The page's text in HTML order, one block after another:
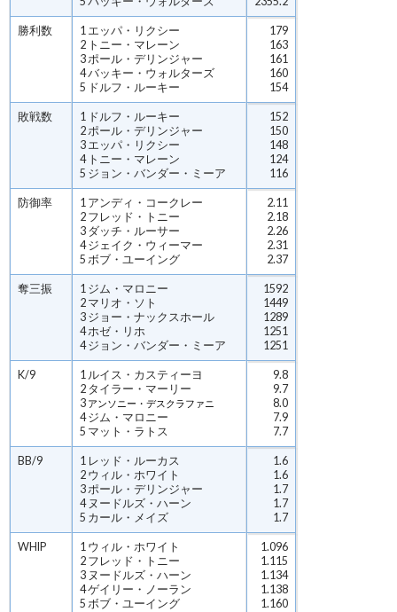
勝利数
1 エッパ・リクシー
2 トニー・マレーン
3 ポール・デリンジャー
4 バッキー・ウォルターズ
5 ドルフ・ルーキー
179
163
161
160
154
敗戦数
1 ドルフ・ルーキー
2 ポール・デリンジャー
3 エッパ・リクシー
4 トニー・マレーン
5 ジョン・バンダー・ミーア
152
150
148
124
116
防御率
1 アンディ・コークレー
2 フレッド・トニー
3 ダッチ・ルーサー
4 ジェイク・ウィーマー
5 ボブ・ユーイング
2.11
2.18
2.26
2.31
2.37
奪三振
1 ジム・マロニー
2 マリオ・ソト
3 ジョー・ナックスホール
4 ホゼ・リホ
4 ジョン・バンダー・ミーア
1592
1449
1289
1251
1251
K/9
1 ルイス・カスティーヨ
2 タイラー・マーリー
3 アンソニー・デスクラファニ
4 ジム・マロニー
5 マット・ラトス
9.8
9.7
8.0
7.9
7.7
BB/9
1 レッド・ルーカス
2 ウィル・ホワイト
3 ポール・デリンジャー
4 ヌードルズ・ハーン
5 カール・メイズ
1.6
1.6
1.7
1.7
1.7
WHIP
1 ウィル・ホワイト
2 フレッド・トニー
3 ヌードルズ・ハーン
4 ゲイリー・ノーラン
5 ボブ・ユーイング
1.096
1.115
1.134
1.138
1.160